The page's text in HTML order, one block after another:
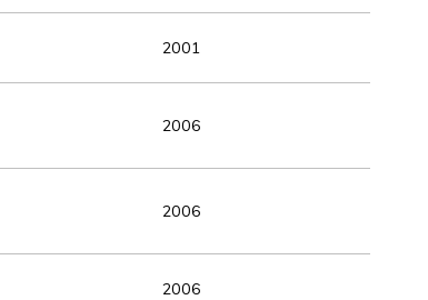
2001
2006
2006
2006